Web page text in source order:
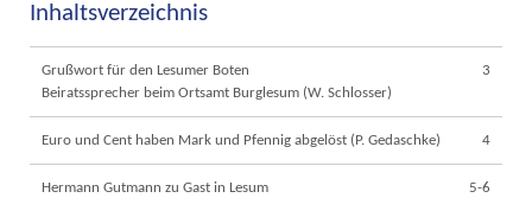
Inhaltsverzeichnis
Grußwort für den Lesumer Boten
Beiratssprecher beim Ortsamt Burglesum (W. Schlosser)
3
Euro und Cent haben Mark und Pfennig abgelöst (P. Gedaschke) 4
Hermann Gutmann zu Gast in Lesum
5-6